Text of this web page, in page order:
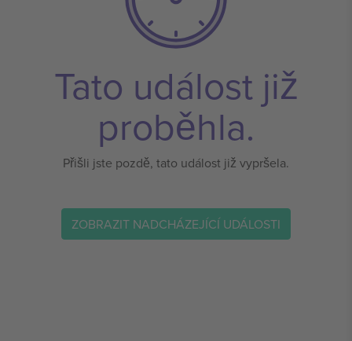
Tato událost již
proběhla.
Přišli jste pozdě, tato událost již vypršela.
ZOBRAZIT NADCHÁZEJÍCÍ UDÁLOSTI